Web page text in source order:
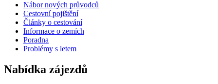
Nábor nových průvodců
Cestovní pojištění
Články o cestování
Informace o zemích
Poradna
Problémy s letem
Nabídka zájezdů